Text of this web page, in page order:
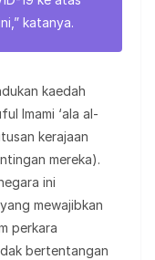
katanya.
kaedah
Imami ‘ala al-
kerajaan
mereka).
ini
mewajibkan
perkara
bertentangan